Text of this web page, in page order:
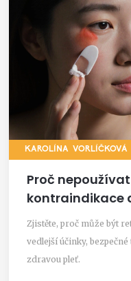
KAROLÍNA VORLÍČKOVÁ
Proč
kontraindikace
Zjistěte, proč může být
vedlejší účinky,
zdravou pleť.